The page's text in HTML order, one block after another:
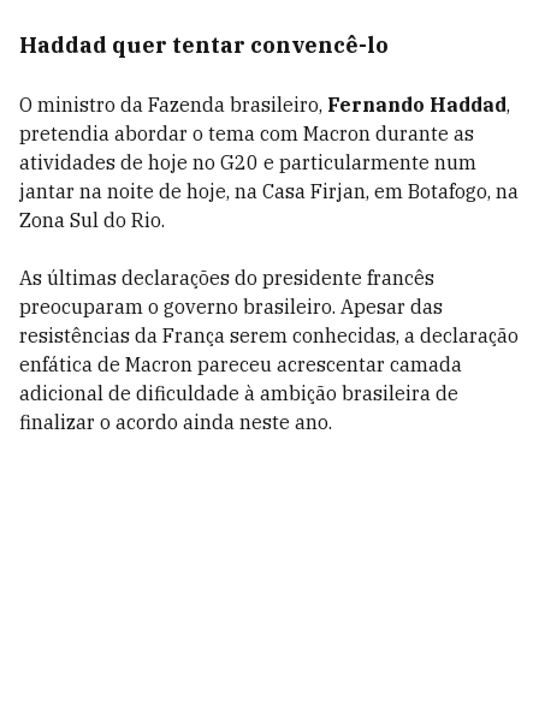
Haddad quer tentar convencê-lo
O ministro da Fazenda brasileiro, Fernando Haddad,
pretendia abordar o tema com Macron durante as
atividades de hoje no G20 e particularmente num
jantar na noite de hoje, na Casa Firjan, em Botafogo, na
Zona Sul do Rio.
As últimas declarações do presidente francês
preocuparam o governo brasileiro. Apesar das
resistências da França serem conhecidas, a declaração
enfática de Macron pareceu acrescentar camada
adicional de dificuldade à ambição brasileira de
finalizar o acordo ainda neste ano.